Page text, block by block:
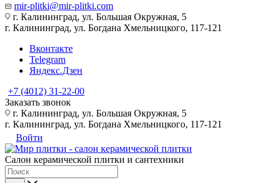
mir-plitki@mir-plitki.com
г. Калининград, ул. Большая Окружная, 5
г. Калининград, ул. Богдана Хмельницкого, 117-121
Вконтакте
Telegram
Яндекс.Дзен
+7 (4012) 31-22-00
Заказать звонок
г. Калининград, ул. Большая Окружная, 5
г. Калининград, ул. Богдана Хмельницкого, 117-121
Войти
Салон керамической плитки и сантехники